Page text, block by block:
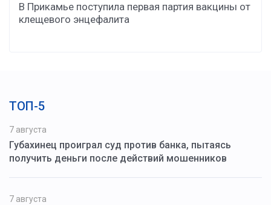
В Прикамье поступила первая партия вакцины от
клещевого энцефалита
ТОП-5
7 августа
Губахинец проиграл суд против банка, пытаясь
получить деньги после действий мошенников
7 августа